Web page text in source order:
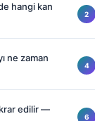
hangi kan
ne zaman
edilir —